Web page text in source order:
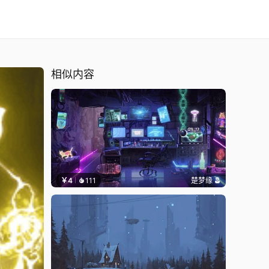
相似内容
￥4 111 楚梦缘